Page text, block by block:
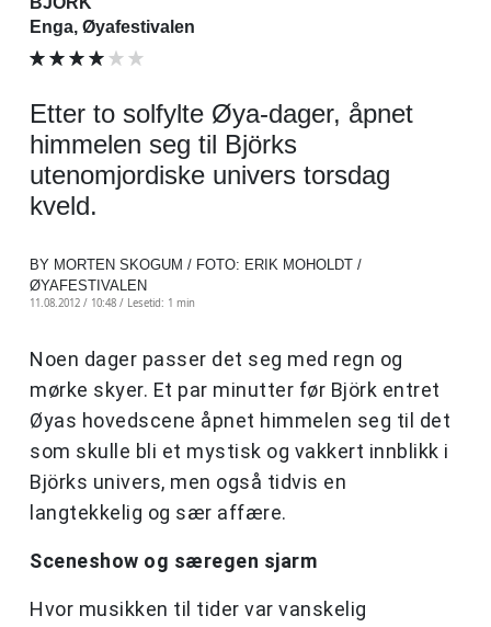
Enga, Øyafestivalen
Etter to solfylte Øya-dager, åpnet
himmelen seg til Björks
utenomjordiske univers torsdag
kveld.
BY MORTEN SKOGUM / FOTO: ERIK MOHOLDT /
ØYAFESTIVALEN
11.08.2012 / 10:48 / Lesetid: 1 min
Noen dager passer det seg med regn og
mørke skyer. Et par minutter før Björk entret
Øyas hovedscene åpnet himmelen seg til det
som skulle bli et mystisk og vakkert innblikk i
Björks univers, men også tidvis en
langtekkelig og sær affære.
Sceneshow og særegen sjarm
Hvor musikken til tider var vanskelig